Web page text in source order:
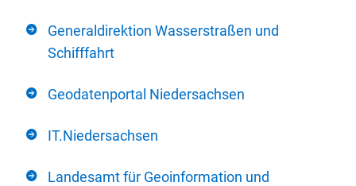
Generaldirektion Wasserstraßen und
Schifffahrt
Geodatenportal Niedersachsen
IT.Niedersachsen
Landesamt für Geoinformation und